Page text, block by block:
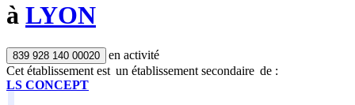
à LYON
839 928 140 00020
en activité
Cet établissement est un établissement secondaire de :
LS CONCEPT